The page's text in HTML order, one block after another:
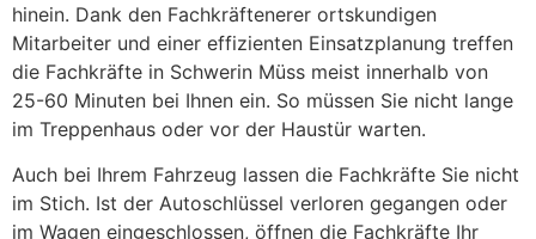
hinein. Dank den Fachkräftenerer ortskundigen
Mitarbeiter und einer effizienten Einsatzplanung treffen
die Fachkräfte in Schwerin Müss meist innerhalb von
25-60 Minuten bei Ihnen ein. So müssen Sie nicht lange
im Treppenhaus oder vor der Haustür warten.
Auch bei Ihrem Fahrzeug lassen die Fachkräfte Sie nicht
im Stich. Ist der Autoschlüssel verloren gegangen oder
im Wagen eingeschlossen, öffnen die Fachkräfte Ihr